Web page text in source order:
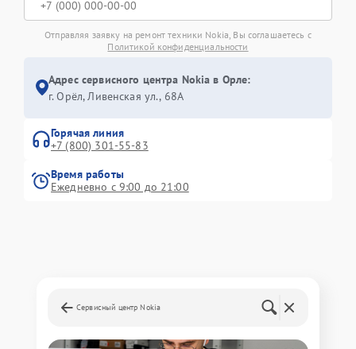
Отправляя заявку на ремонт техники Nokia, Вы соглашаетесь с
Политикой конфиденциальности
Адрес сервисного центра Nokia в Орле:
г. Орёл, Ливенская ул., 68А
Горячая линия
+7 (800) 301-55-83
Время работы
Ежедневно с 9:00 до 21:00
Сервисный центр Nokia